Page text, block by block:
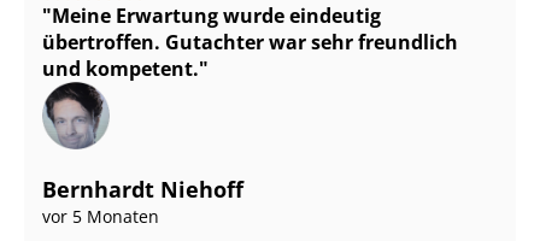
Meine Erwartung wurde eindeutig
übertroffen. Gutachter war sehr freundlich
und kompetent.
Bernhardt Niehoff
vor 5 Monaten